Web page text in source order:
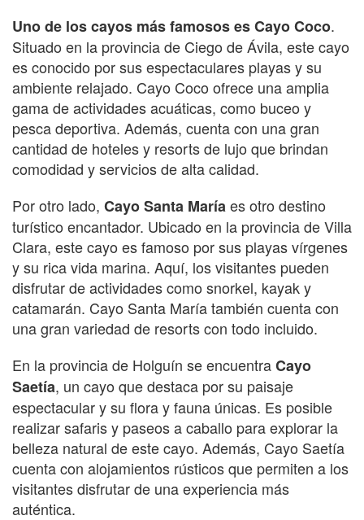
Uno de los cayos más famosos es Cayo Coco.
Situado en la provincia de Ciego de Ávila, este cayo
es conocido por sus espectaculares playas y su
ambiente relajado. Cayo Coco ofrece una amplia
gama de actividades acuáticas, como buceo y
pesca deportiva. Además, cuenta con una gran
cantidad de hoteles y resorts de lujo que brindan
comodidad y servicios de alta calidad.
Por otro lado, Cayo Santa Maríaes otro destino
turístico encantador. Ubicado en la provincia de Villa
Clara, este cayo es famoso por sus playas vírgenes
y su rica vida marina. Aquí, los visitantes pueden
disfrutar de actividades como snorkel, kayak y
catamarán. Cayo Santa María también cuenta con
una gran variedad de resorts con todo incluido.
En la provincia de Holguín se encuentraCayo
Saetía, un cayo que destaca por su paisaje
espectacular y su flora y fauna únicas. Es posible
realizar safaris y paseos a caballo para explorar la
belleza natural de este cayo. Además, Cayo Saetía
cuenta con alojamientos rústicos que permiten a los
visitantes disfrutar de una experiencia más
auténtica.